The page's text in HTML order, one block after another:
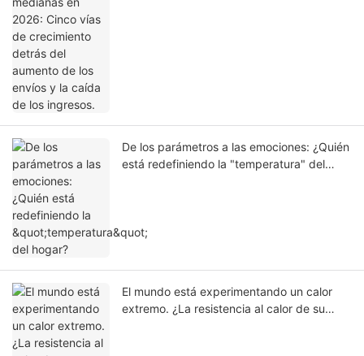
De los parámetros a las emociones: ¿Quién
está redefiniendo la "temperatura" del
El mundo está experimentando un calor
extremo. ¿La resistencia al calor de su